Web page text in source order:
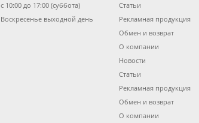
Гель лак для ногтей 10 мл.
ELPAZA GLOW IN THE DARK
с 10:00 до 17:00 (суббота)
Воскресенье выходной день
Статьи
Рекламная продукция
Обмен и возврат
О компании
Новости
Статьи
Рекламная продукция
Обмен и возврат
О компании